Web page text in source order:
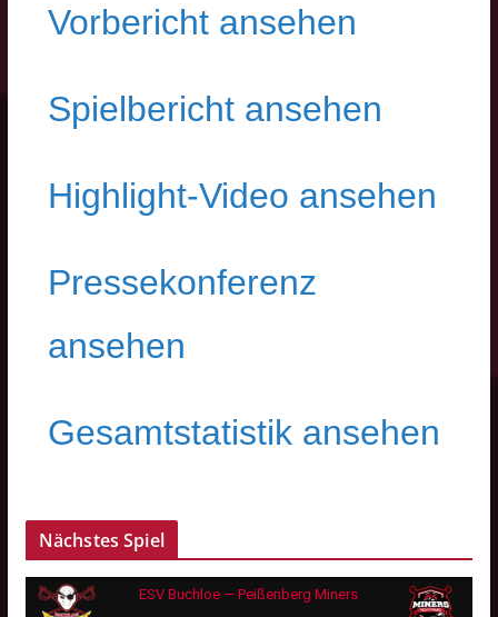
Vorbericht ansehen
Spielbericht ansehen
Highlight-Video ansehen
Pressekonferenz
ansehen
Gesamtstatistik ansehen
Nächstes Spiel
ESV Buchloe — Peißenberg Miners